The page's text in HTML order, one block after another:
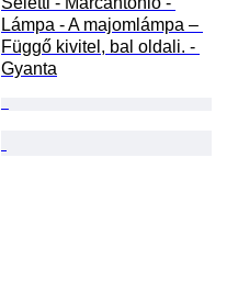
Lámpa - A majomlámpa –
Függő kivitel, bal oldali. -
Gyanta